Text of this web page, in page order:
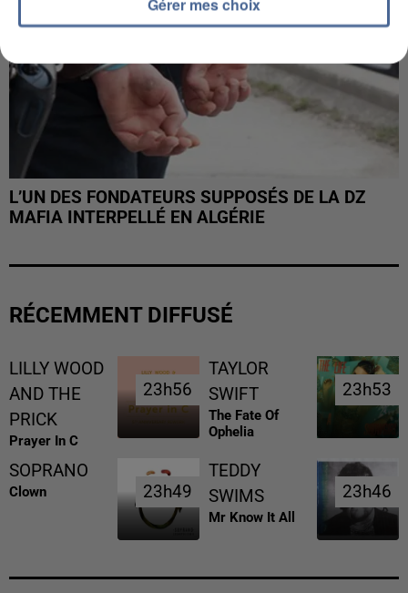
L’UN DES FONDATEURS SUPPOSÉS DE LA DZ
MAFIA INTERPELLÉ EN ALGÉRIE
RÉCEMMENT DIFFUSÉ
LILLY WOOD
AND THE
PRICK
Prayer In C
23h56
23h56
TAYLOR
SWIFT
The Fate Of
Ophelia
23h53
23h53
SOPRANO
Clown 23h49
23h49
TEDDY
SWIMS
Mr Know It All
23h46
23h46